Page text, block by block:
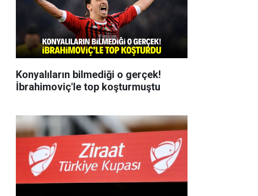
Konyalıların bilmediği o gerçek!
İbrahimoviç'le top koşturmuştu